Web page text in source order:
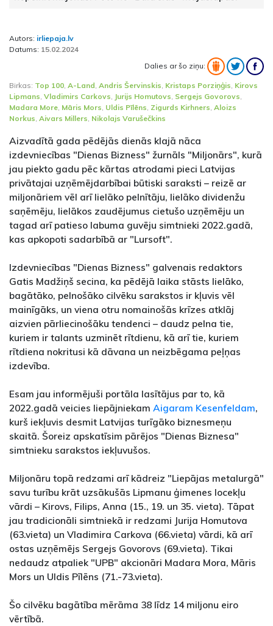
Autors: irliepaja.lv
Datums: 15.02.2024
Dalies ar šo ziņu:
Birkas: Top 100, A-Land, Andris Šervinskis, Kristaps Porziņģis, Kirovs
Lipmans, Vladimirs Carkovs, Jurijs Homutovs, Sergejs Govorovs,
Madara More, Māris Mors, Uldis Pīlēns, Zigurds Kirhners, Aloizs
Norkus, Aivars Millers, Nikolajs Varušečkins
Aizvadītā gada pēdējās dienās klajā nāca
izdevniecības "Dienas Bizness" žurnāls "Miljonārs", kurā
jau piekto gadu pēc kārtas atrodami pieci Latvijas
privātajai uzņēmējdarbībai būtiski saraksti – reizē ar
miljonāriem vēl arī lielāko pelnītāju, lielāko dividenžu
saņēmēju, lielākos zaudējumus cietušo uzņēmēju un
tagad arī patieso labuma guvēju simtnieki 2022.gadā,
kas apkopoti sadarbībā ar "Lursoft".
Izdevniecības "Dienas Bizness" galvenais redaktors
Gatis Madžiņš secina, ka pēdējā laika stāsts lielāko,
bagātāko, pelnošāko cilvēku sarakstos ir kļuvis vēl
mainīgāks, un viena otru nomainošās krīzes atklāj
aizvien pārliecinošāku tendenci – daudz pelna tie,
kuriem ir talants uzminēt rītdienu, kā arī tie, kuriem
rītdiena nokritusi kā dāvana un neizbēgama peļņas
izdevība.
Esam jau informējuši portāla lasītājus par to, kā
2022.gadā veicies liepājniekam Aigaram Kesenfeldam,
kurš iekļuvis desmit Latvijas turīgāko biznesmeņu
skaitā. Šoreiz apskatīsim pārējos "Dienas Biznesa"
simtnieku sarakstos iekļuvušos.
Miljonāru topā redzami arī kādreiz "Liepājas metalurgā"
savu turību krāt uzsākušās Lipmanu ģimenes locekļu
vārdi – Kirovs, Filips, Anna (15., 19. un 35. vieta). Tāpat
jau tradicionāli simtniekā ir redzami Jurija Homutova
(63.vieta) un Vladimira Carkova (66.vieta) vārdi, kā arī
ostas uzņēmējs Sergejs Govorovs (69.vieta). Tikai
nedaudz atpaliek "UPB" akcionāri Madara Mora, Māris
Mors un Uldis Pīlēns (71.-73.vieta).
Šo cilvēku bagātība mērāma 38 līdz 14 miljonu eiro
vērtībā.